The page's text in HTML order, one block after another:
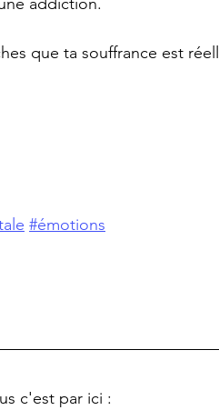
que ta souffrance est
#émotions
c'est par ici :